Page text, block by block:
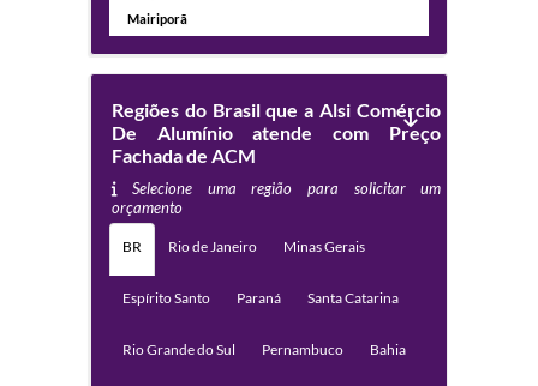
Mairiporã
Regiões do Brasil que a Alsi Comércio
De Alumínio atende com Preço
Fachada de ACM
Selecione uma região para solicitar um
orçamento
BR Rio de Janeiro Minas Gerais
Espírito Santo Paraná Santa Catarina
Rio Grande do Sul Pernambuco Bahia